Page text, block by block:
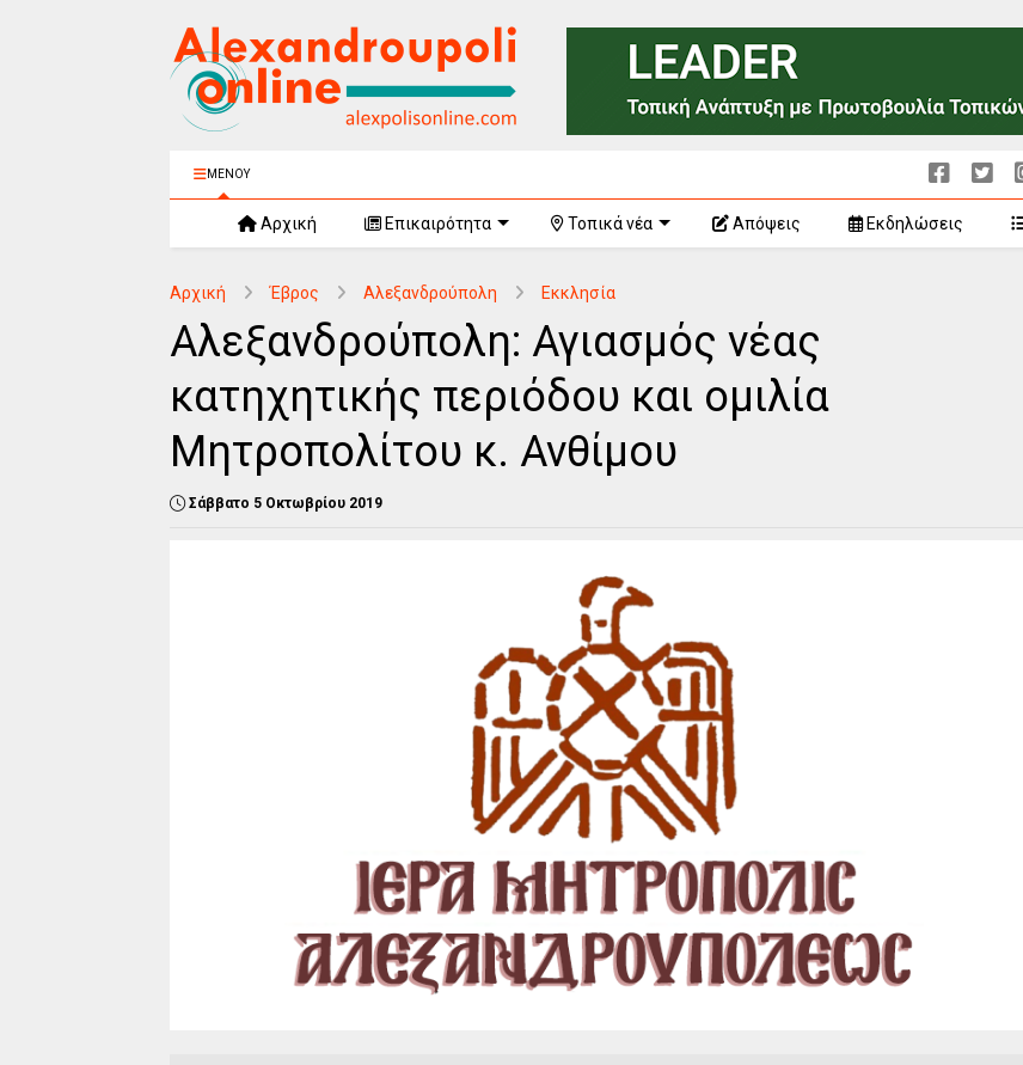
ΜΕΝΟΥ
Αρχική Επικαιρότητα Τοπικά νέα Απόψεις Εκδηλώσεις
Αρχική Έβρος Αλεξανδρούπολη Εκκλησία
Αλεξανδρούπολη: Αγιασμός νέας
κατηχητικής περιόδου και ομιλία
Μητροπολίτου κ. Ανθίμου
Σάββατο 5 Οκτωβρίου 2019